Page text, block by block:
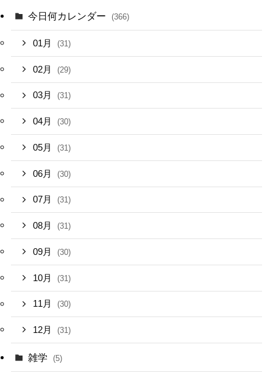
今日何カレンダー (366)
01月 (31)
02月 (29)
03月 (31)
04月 (30)
05月 (31)
06月 (30)
07月 (31)
08月 (31)
09月 (30)
10月 (31)
11月 (30)
12月 (31)
雑学 (5)